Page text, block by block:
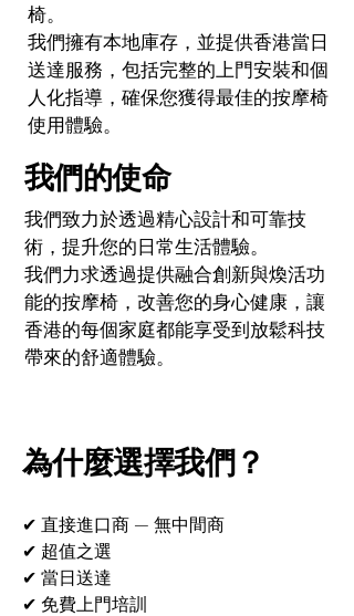
椅。
我們擁有本地庫存，並提供香港當日
送達服務，包括完整的上門安裝和個
人化指導，確保您獲得最佳的按摩椅
使用體驗。
我們的使命
我們致力於透過精心設計和可靠技
術，提升您的日常生活體驗。
我們力求透過提供融合創新與煥活功
能的按摩椅，改善您的身心健康，讓
香港的每個家庭都能享受到放鬆科技
帶來的舒適體驗。
為什麼選擇我們？
✔ 直接進口商 — 無中間商
✔ 超值之選
✔ 當日送達
✔ 免費上門培訓